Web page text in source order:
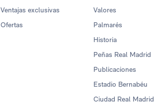
Ventajas exclusivas
Ofertas
Valores
Palmarés
Historia
Peñas Real Madrid
Publicaciones
Estadio Bernabéu
Ciudad Real Madrid